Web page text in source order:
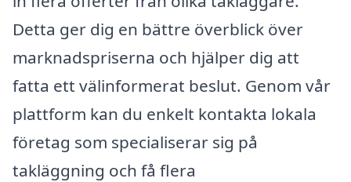
Detta ger dig en bättre överblick över
marknadspriserna och hjälper dig att
fatta ett välinformerat beslut. Genom vår
plattform kan du enkelt kontakta lokala
företag som specialiserar sig på
takläggning och få flera